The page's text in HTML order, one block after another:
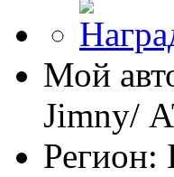
Мой
Jimny/
Регион: